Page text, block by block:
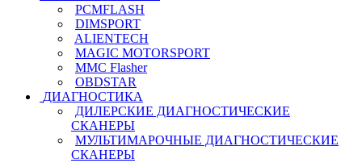
PCMFLASH
DIMSPORT
ALIENTECH
MAGIC MOTORSPORT
MMC Flasher
OBDSTAR
ДИАГНОСТИКА
ДИЛЕРСКИЕ ДИАГНОСТИЧЕСКИЕ
СКАНЕРЫ
МУЛЬТИМАРОЧНЫЕ ДИАГНОСТИЧЕСКИЕ
СКАНЕРЫ